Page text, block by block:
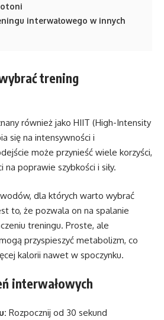
interwałowego w innych
trening
również jako HIIT (High-Intensity
się na intensywności i
może przynieść wiele korzyści,
na poprawie szybkości i siły.
dla których warto wybrać
to, że pozwala on na spalanie
treningu. Proste, ale
przyspieszyć metabolizm, co
kalorii nawet w spoczynku.
interwałowych
Rozpocznij od 30 sekund